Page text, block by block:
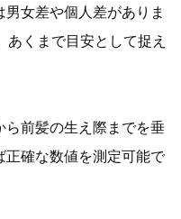
女差や個人差がありま
くまで目安として捉え
ら前髪の生え際までを垂
正確な数値を測定可能で